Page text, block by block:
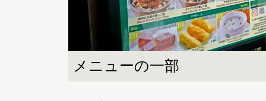
メニューの一部